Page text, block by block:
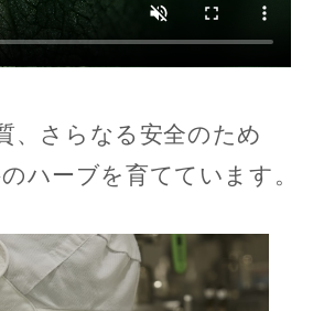
、さらなる安全のため
ハーブを育てています。